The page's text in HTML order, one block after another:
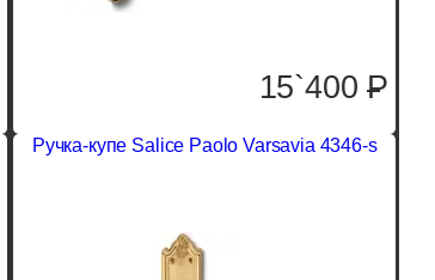
15`400P
Ручка-купе Salice Paolo Varsavia 4346-s